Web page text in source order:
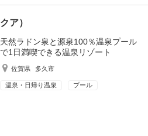
ア）
天然ラドン泉と源泉100％温泉プール
で1日満喫できる温泉リゾート
佐賀県 多久市
温泉・日帰り温泉 プール